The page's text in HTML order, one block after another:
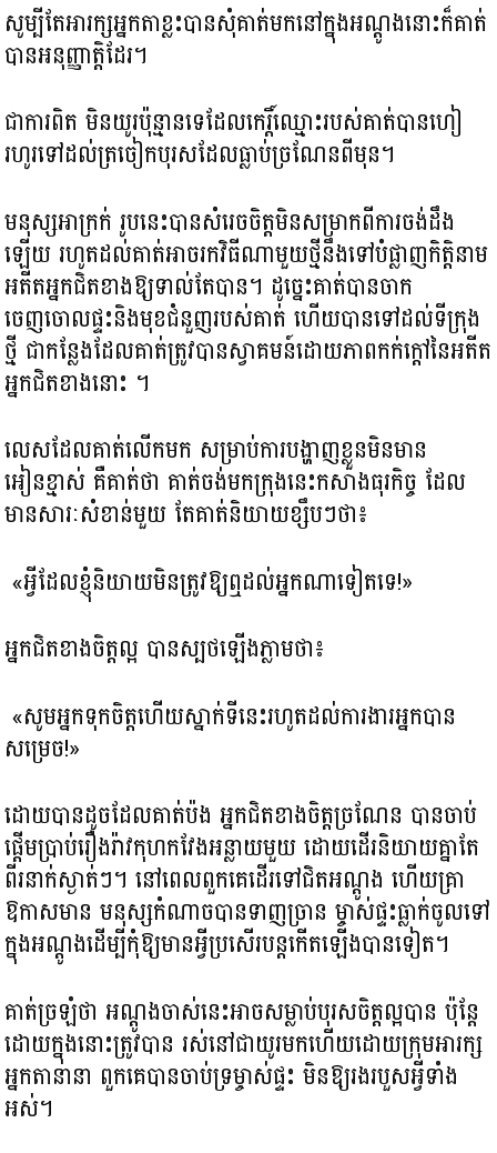
សូម្បី​តែអារក្សអ្នកតាខ្លះបានសុំគាត់មកនៅក្នុងអណ្តូងនោះក៏គាត់
បានអនុញ្ញាត្តិដែរ។
ជាការពិត មិនយូរប៉ុន្មានទេដែលកេរ្តិ៍ឈ្មោះរបស់គាត់បានហៀ
រហូរ​ទៅដល់ត្រចៀកបុរសដែលធ្លាប់ច្រណែនពីមុន។
មនុស្សអាក្រក់ រូបនេះបានសំរេចចិត្តមិនសម្រាកពីការចង់ដឹង
ឡើយ រហូតដល់គាត់អាចរកវិធីណាមួយថ្មី​នឹងទៅបំផ្លាញ​កិត្តិនាម
អតីតអ្នកជិតខាង​ឱ្យទាល់តែបាន។ ដូច្នេះគាត់បានចាក
ចេញចោលផ្ទះនិងមុខជំនួញរបស់គាត់ ហើយបានទៅដល់ទីក្រុង
ថ្មី ជាកន្លែងដែលគាត់ត្រូវបានស្វាគមន៍ដោយភាពកក់ក្តៅនៃអតីត​
អ្នកជិតខាងនោះ ។
លេសដែលគាត់លើកមក សម្រាប់ការបង្ហាញខ្លួនមិនមាន​
អៀនខ្មាស់ គឺគាត់ថា គាត់ចង់មកក្រុងនេះ​កសាងធុរកិច្ច​ ដែល
មានសារៈសំខាន់មួយ តែគាត់និយាយខ្សឹបៗថា៖
«អ្វីដែលខ្ញុំនិយាយមិនត្រូវឱ្យឮដល់អ្នកណាទៀត​ទេ!»
អ្នកជិតខាងចិត្តល្អ បាន​​ស្បថឡើង​ភ្លាមថា៖
«សូមអ្នកទុកចិត្ត​ហើយ​ស្នាក់ទីនេះ​រហូត​ដល់ការងារអ្នកបាន
សម្រេច!»
ដោយបាន​ដូចដែលគាត់ប៉ង អ្នកជិតខាងចិត្តច្រណែន បានចាប់
ផ្តើមប្រាប់រឿងរ៉ាវកុហក​វែងអន្លាយមួយ ដោយដើរនិយាយគ្នា​តែ​
ពីរនាក់ស្ងាត់ៗ។ នៅពេលពួកគេដើរទៅជិតអណ្តូង ហើយគ្រា
ឱកាសមាន មនុស្សកំណាចបានទាញច្រាន​ ម្ចាស់ផ្ទះធ្លាក់ចូលទៅ
ក្នុងអណ្តូង​ដើម្បីកុំឱ្យមានអ្វីប្រសើរបន្តកើតឡើងបានទៀត។
គាត់ច្រឡំថា​ អណ្តូងចាស់នេះអាចសម្លាប់បុរសចិត្ត​ល្អបាន ប៉ុន្តែ​
ដោយក្នុងនោះ​ត្រូវបាន រស់នៅជាយូរមកហើយដោយក្រុមអារក្ស​
អ្នកតានានា ពួកគេ​បានចាប់ទ្រម្ចាស់ផ្ទះ មិនឱ្យ​រងរបួសអ្វីទាំង
អស់។